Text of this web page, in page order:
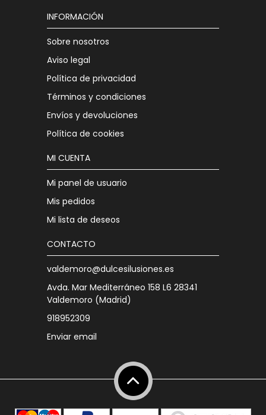
INFORMACIÓN
Sobre nosotros
Aviso legal
Política de privacidad
Términos y condiciones
Envíos y devoluciones
Política de cookies
MI CUENTA
Mi panel de usuario
Mis pedidos
Mi lista de deseos
CONTACTO
valdemoro@dulcesilusiones.es
Avda. Mar Mediterráneo 158 L6 28341
Valdemoro (Madrid)
918952309
Enviar email